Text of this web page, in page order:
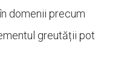
domenii precum
greutății pot